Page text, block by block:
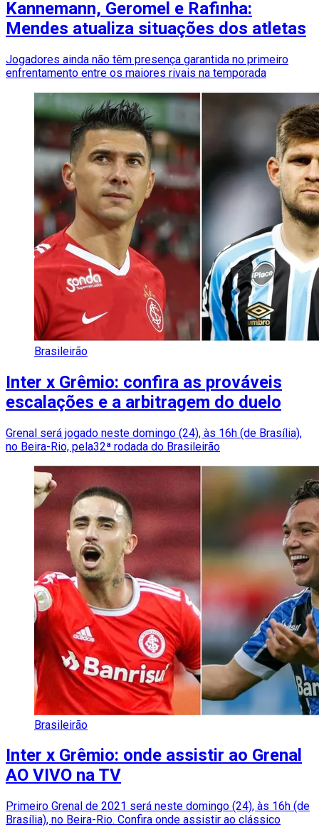
Kannemann, Geromel e Rafinha:
Mendes atualiza situações dos atletas
Jogadores ainda não têm presença garantida no primeiro
enfrentamento entre os maiores rivais na temporada
Brasileirão
Inter x Grêmio: confira as prováveis
escalações e a arbitragem do duelo
Grenal será jogado neste domingo (24), às 16h (de Brasília),
no Beira-Rio, pela32ª rodada do Brasileirão
Brasileirão
Inter x Grêmio: onde assistir ao Grenal
AO VIVO na TV
Primeiro Grenal de 2021 será neste domingo (24), às 16h (de
Brasília), no Beira-Rio. Confira onde assistir ao clássico